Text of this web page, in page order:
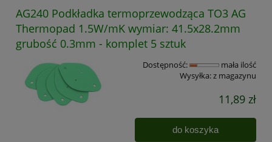
AG240 Podkładka termoprzewodząca TO3 AG
Thermopad 1.5W/mK wymiar: 41.5x28.2mm
grubość 0.3mm - komplet 5 sztuk
Dostępność:
mała ilość
Wysyłka:z magazynu
11,89 zł
do koszyka